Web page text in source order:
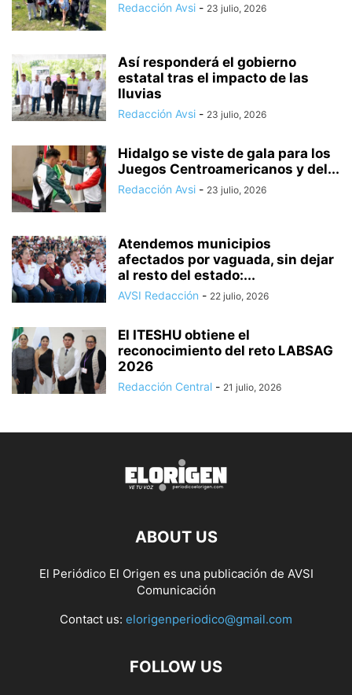
Redacción Avsi - 23 julio, 2026
Así responderá el gobierno
estatal tras el impacto de las
lluvias
Redacción Avsi - 23 julio, 2026
Hidalgo se viste de gala para los
Juegos Centroamericanos y del...
Redacción Avsi - 23 julio, 2026
Atendemos municipios
afectados por vaguada, sin dejar
al resto del estado:...
AVSI Redacción - 22 julio, 2026
El ITESHU obtiene el
reconocimiento del reto LABSAG
2026
Redacción Central - 21 julio, 2026
ABOUT US
El Periódico El Origen es una publicación de AVSI
Comunicación
Contact us: elorigenperiodico@gmail.com
FOLLOW US